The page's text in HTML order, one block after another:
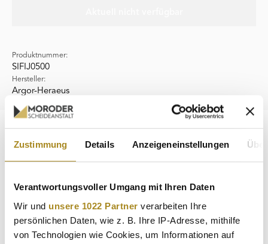
Zustimmung Details Anzeigeneinstellungen
Verantwortungsvoller Umgang mit Ihren Daten
Wir und unsere 1022 Partner verarbeiten Ihre
persönlichen Daten, wie z. B. Ihre IP-Adresse, mithilfe
von Technologien wie Cookies, um Informationen auf
Produktnummer:
SIFIJ0500
Hersteller:
Argor-Heraeus
Eigenschaften
Hersteller